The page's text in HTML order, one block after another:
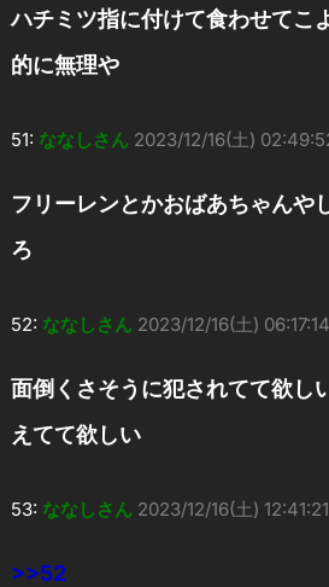
ハチミツ指に付けて食わせてこ
的に無理や
51: ななしさん 2023/12/16(土)
フリーレンとかおばあちゃんや
ろ
52: ななしさん 2023/12/16(土)
面倒くさそうに犯されてて欲し
えてて欲しい
53: ななしさん 2023/12/16(土)
>>52